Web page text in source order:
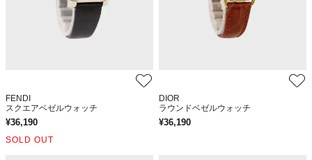
FENDI
スクエアベゼルウォッチ
¥36,190
SOLD OUT
DIOR
ラウンドベゼルウォッチ
¥36,190